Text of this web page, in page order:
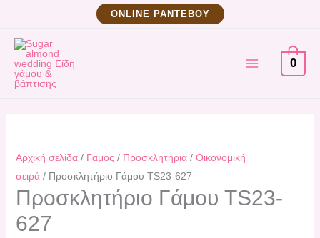
περιεχόμενο
ΟNLINE ΡΑΝΤΕΒΟΥ
MENU
0
Αρχική σελίδα/ Γαμος / Προσκλητήρια/ Οικονομική
σειρά/ Προσκλητήριο Γάμου TS23-627
Προσκλητήριο Γάμου TS23-
627
TS23-
627
ποσότητα